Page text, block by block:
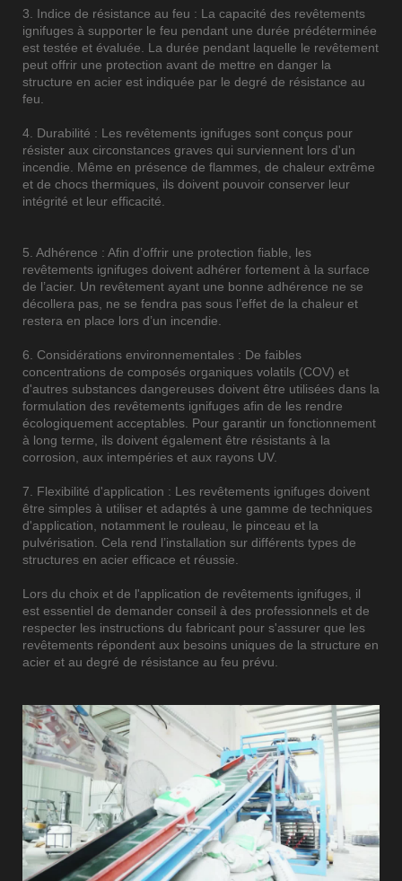
3. Indice de résistance au feu : La capacité des revêtements
ignifuges à supporter le feu pendant une durée prédéterminée
est testée et évaluée. La durée pendant laquelle le revêtement
peut offrir une protection avant de mettre en danger la
structure en acier est indiquée par le degré de résistance au
feu.
4. Durabilité : Les revêtements ignifuges sont conçus pour
résister aux circonstances graves qui surviennent lors d'un
incendie. Même en présence de flammes, de chaleur extrême
et de chocs thermiques, ils doivent pouvoir conserver leur
intégrité et leur efficacité.
5. Adhérence : Afin d’offrir une protection fiable, les
revêtements ignifuges doivent adhérer fortement à la surface
de l’acier. Un revêtement ayant une bonne adhérence ne se
décollera pas, ne se fendra pas sous l’effet de la chaleur et
restera en place lors d’un incendie.
6. Considérations environnementales : De faibles
concentrations de composés organiques volatils (COV) et
d'autres substances dangereuses doivent être utilisées dans la
formulation des revêtements ignifuges afin de les rendre
écologiquement acceptables. Pour garantir un fonctionnement
à long terme, ils doivent également être résistants à la
corrosion, aux intempéries et aux rayons UV.
7. Flexibilité d'application : Les revêtements ignifuges doivent
être simples à utiliser et adaptés à une gamme de techniques
d'application, notamment le rouleau, le pinceau et la
pulvérisation. Cela rend l’installation sur différents types de
structures en acier efficace et réussie.
Lors du choix et de l'application de revêtements ignifuges, il
est essentiel de demander conseil à des professionnels et de
respecter les instructions du fabricant pour s'assurer que les
revêtements répondent aux besoins uniques de la structure en
acier et au degré de résistance au feu prévu.